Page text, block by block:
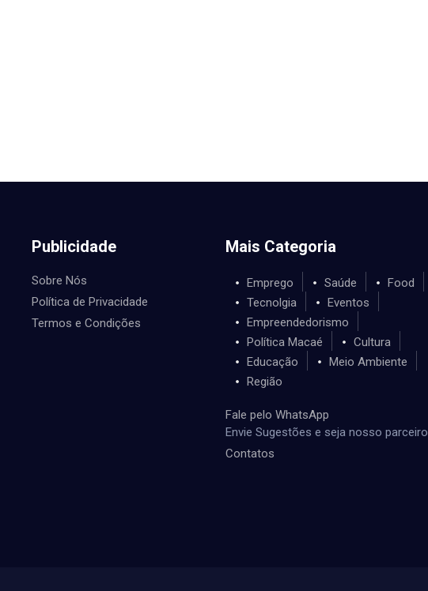
Publicidade
Sobre Nós
Política de Privacidade
Termos e Condições
Mais Categoria
Emprego Saúde
Food
Tecnolgia
Eventos
Empreendedorismo
Política Macaé
Cultura
Educação
Meio Ambiente
Região
Fale pelo WhatsApp
Envie Sugestões e seja nosso parceiro
Contatos